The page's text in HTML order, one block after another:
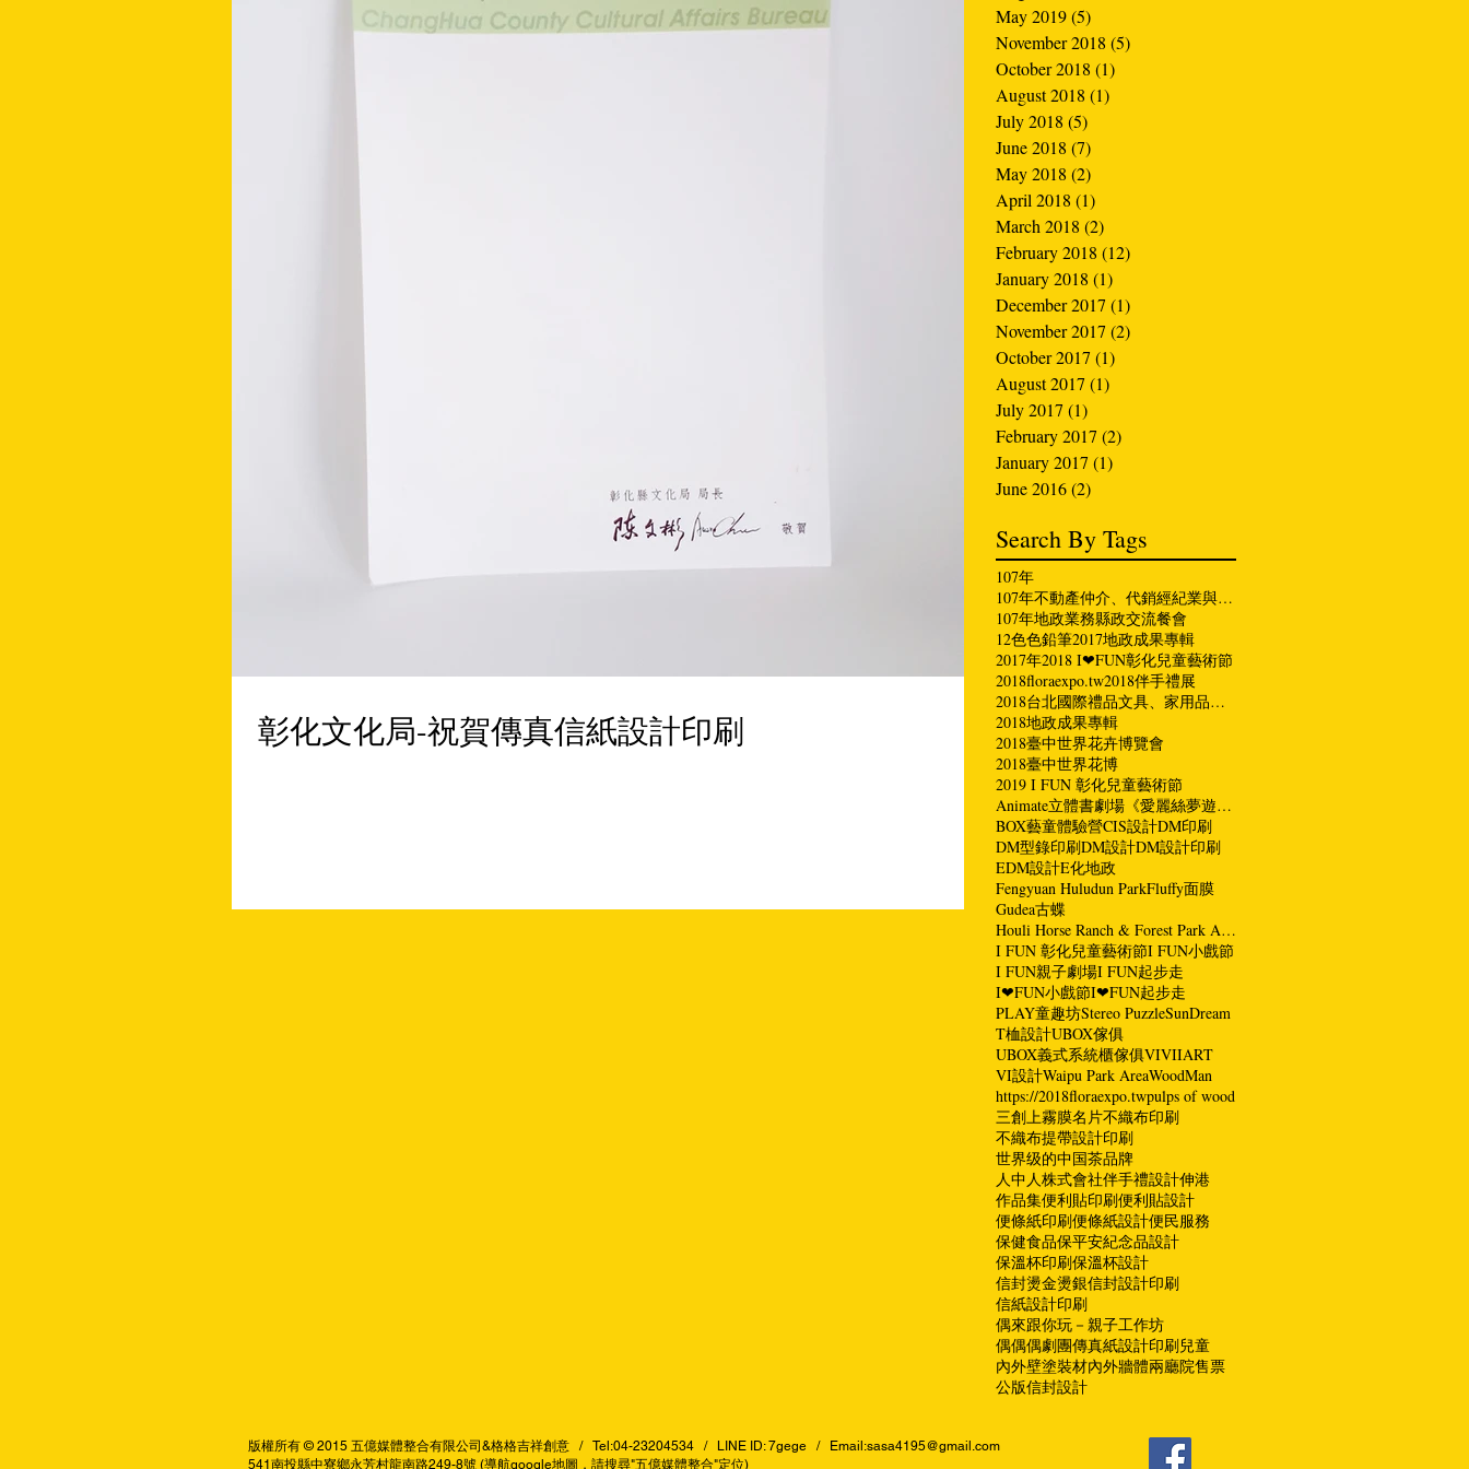
彰化文化局-祝賀傳真信紙設計印刷
May 2019(5)
November 2018 (5)
October 2018 (1)
August 2018 (1)
July 2018 (5)
June 2018 (7)
May 2018 (2)
April 2018 (1)
March 2018 (2)
February 2018 (12)
January 2018 (1)
December 2017 (1)
November 2017 (2)
October 2017 (1)
August 2017 (1)
July 2017 (1)
February 2017 (2)
January 2017 (1)
June 2016(2)
Search By Tags
107年
107年不動產仲介、代銷經紀業與縣長有約座談會
107年地政業務縣政交流餐會
12色色鉛筆2017地政成果專輯
2017年2018 I❤FUN彰化兒童藝術節
2018floraexpo.tw2018伴手禮展
2018台北國際禮品文具、家用品、伴手禮展
2018地政成果專輯
2018臺中世界花卉博覽會
2018臺中世界花博
2019 I FUN 彰化兒童藝術節
Animate立體書劇場《愛麗絲夢遊仙境》
BOX藝童體驗營CIS設計DM印刷
DM型錄印刷DM設計DM設計印刷
EDM設計E化地政
Fengyuan Huludun ParkFluffy面膜
Gudea古蝶
Houli Horse Ranch & Forest Park Area
I FUN 彰化兒童藝術節I FUN小戲節
I FUN親子劇場I FUN起步走
I❤FUN小戲節I❤FUN起步走
PLAY童趣坊Stereo PuzzleSunDream
T桖設計UBOX傢俱
UBOX義式系統櫃傢俱VIVIIART
VI設計Waipu Park AreaWoodMan
https://2018floraexpo.twpulps of wood
三創 上霧膜名片不織布印刷
不織布提帶設計印刷
世界级的中国茶品牌
人中人株式會社伴手禮設計伸港
作品集便利貼印刷便利貼設計
便條紙印刷便條紙設計便民服務
保健食品保平安紀念品設計
保溫杯印刷保溫杯設計
信封燙金燙銀信封設計印刷
信紙設計印刷
偶來跟你玩－親子工作坊
偶偶偶劇團傳真紙設計印刷兒童
內外壁塗裝材內外牆體兩廳院售票
公版信封設計
版權所有 © 2015 五億媒體整合有限公司&格格吉祥創意 / Tel:04-23204534 / LINE ID: 7gege / Email:sasa4195@gmail.com
541南投縣中寮鄉永芳村龍南路249-8號 (導航google地圖，請搜尋"五億媒體整合"定位)